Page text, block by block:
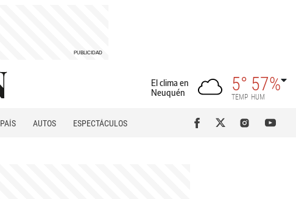
El clima en
Neuquén
5°
TEMP
57%
HUM
PAÍS AUTOS
ESPECTÁCULOS